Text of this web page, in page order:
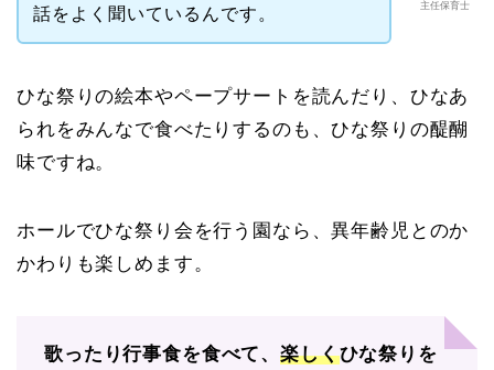
主任保育士
話をよく聞いているんです。
ひな祭りの絵本やペープサートを読んだり、ひなあ
られをみんなで食べたりするのも、ひな祭りの醍醐
味ですね。
ホールでひな祭り会を行う園なら、異年齢児とのか
かわりも楽しめます。
歌ったり行事食を食べて、楽しくひな祭りを